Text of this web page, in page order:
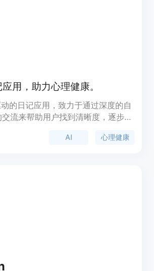
用，助力心理健康。
的日记应用，致力于通过深度的自
流来帮助用户找到清晰度，逐步支
持用户的心理健康之旅，使心理健康
AI 心理健康